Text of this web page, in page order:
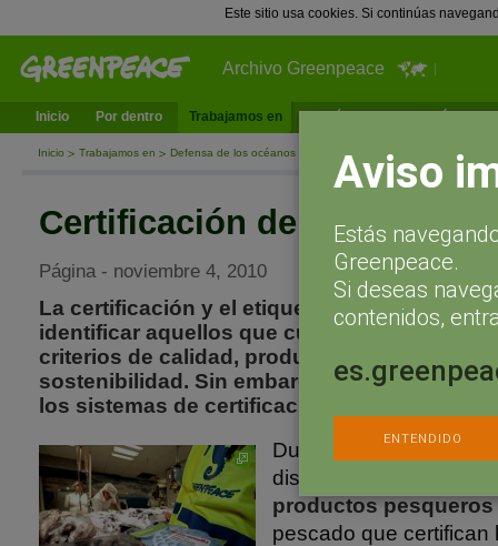
Este sitio usa cookies. Si continúas
Archivo Greenpeace
Inicio Por dentro Trabajamos en ¿Qué puedes hacer tú?
Inicio Trabajamos en Defensa de los océanos Consumo y supermercados
Certificación de productos
Página - noviembre 4, 2010
La certificación y el etiquetado de los
identificar aquellos que cumplen ciertas
criterios de calidad, producción ecológica,
sostenibilidad. Sin embargo, Greenpeace
los sistemas de certificación vigentes es
Durante la última
distintos sistemas de
productos pesqueros
pescado que certifican
Aviso
Estás
Greenpeace.
Si deseas
contenidos,
ENTENDIDO